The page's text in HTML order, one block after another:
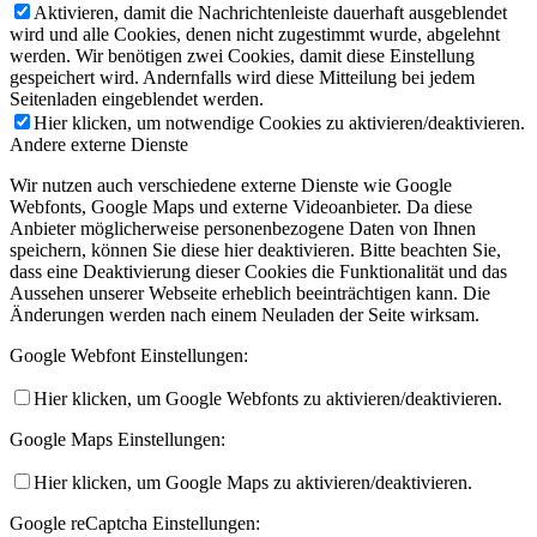
Aktivieren, damit die Nachrichtenleiste dauerhaft ausgeblendet
wird und alle Cookies, denen nicht zugestimmt wurde, abgelehnt
werden. Wir benötigen zwei Cookies, damit diese Einstellung
gespeichert wird. Andernfalls wird diese Mitteilung bei jedem
Seitenladen eingeblendet werden.
Hier klicken, um notwendige Cookies zu aktivieren/deaktivieren.
Andere externe Dienste
Wir nutzen auch verschiedene externe Dienste wie Google
Webfonts, Google Maps und externe Videoanbieter. Da diese
Anbieter möglicherweise personenbezogene Daten von Ihnen
speichern, können Sie diese hier deaktivieren. Bitte beachten Sie,
dass eine Deaktivierung dieser Cookies die Funktionalität und das
Aussehen unserer Webseite erheblich beeinträchtigen kann. Die
Änderungen werden nach einem Neuladen der Seite wirksam.
Google Webfont Einstellungen:
Hier klicken, um Google Webfonts zu aktivieren/deaktivieren.
Google Maps Einstellungen:
Hier klicken, um Google Maps zu aktivieren/deaktivieren.
Google reCaptcha Einstellungen: